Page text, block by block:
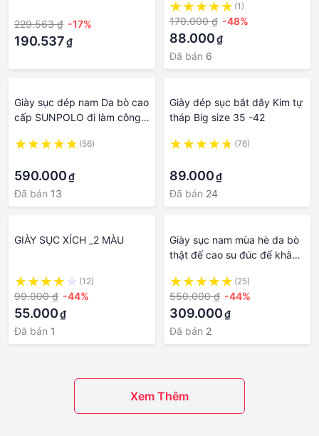
Mũi Nhọn Màu Nude
229.563 ₫ -17%
190.537₫
Dễ Phối Đồ Búp Bê Đẹp Tiện
Lợi 470
(1)
170.000 ₫ -48%
88.000₫
Đã bán 6
Giày sục dép nam Da bò cao
cấp SUNPOLO đi làm công
(56)
590.000₫
Đã bán 13
Giày dép sục bắt dây Kim tự
tháp Big size 35 -42
(76)
89.000₫
Đã bán 24
GIÀY SỤC XÍCH _2 MÀU
(12)
99.000 ₫ -44%
55.000₫
Đã bán 1
Giày sục nam mùa hè da bò
thật đế cao su đúc đế khâu
(25)
550.000 ₫ -44%
309.000₫
Đã bán 2
Xem Thêm